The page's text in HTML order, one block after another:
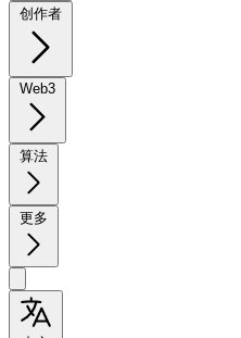
创作者
Web3
算法
更多